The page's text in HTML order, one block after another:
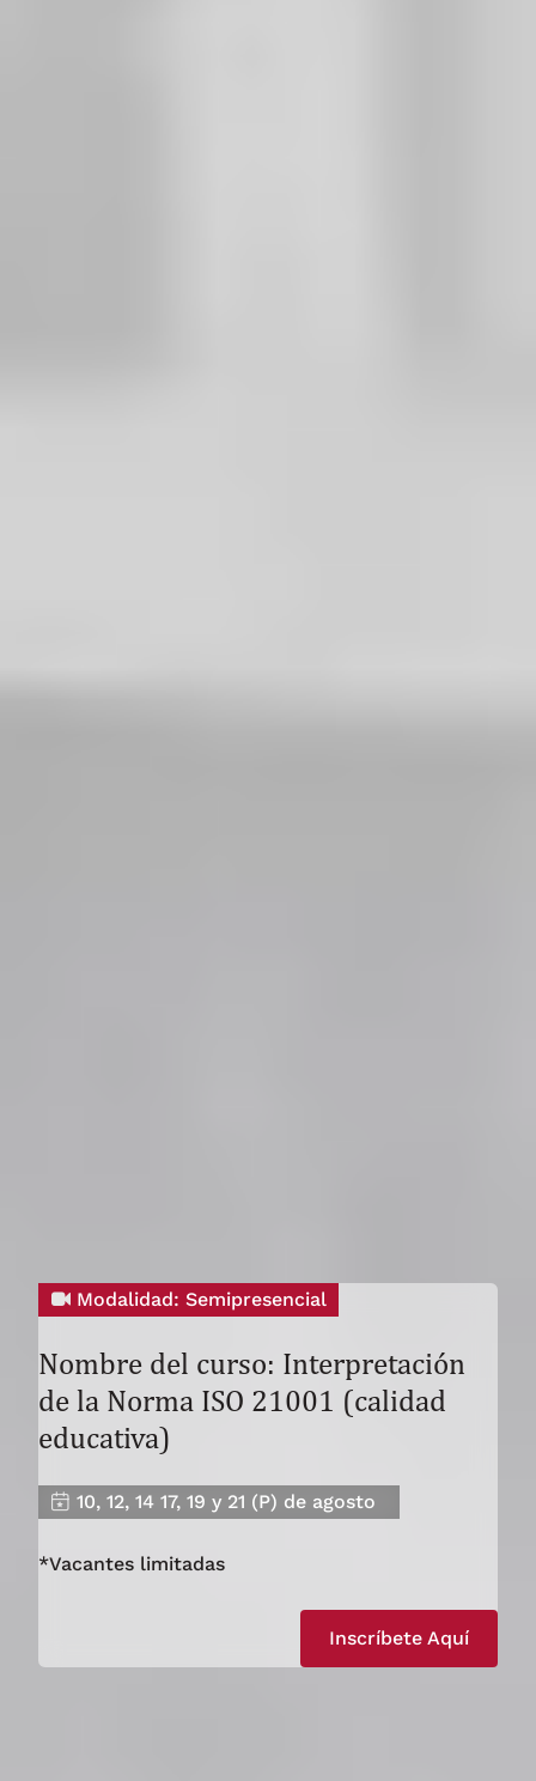
Modalidad: Semipresencial
Nombre del curso: Interpretación
de la Norma ISO 21001 (calidad
educativa)
10, 12, 14 17, 19 y 21 (P) de agosto
*Vacantes limitadas
Inscríbete Aquí